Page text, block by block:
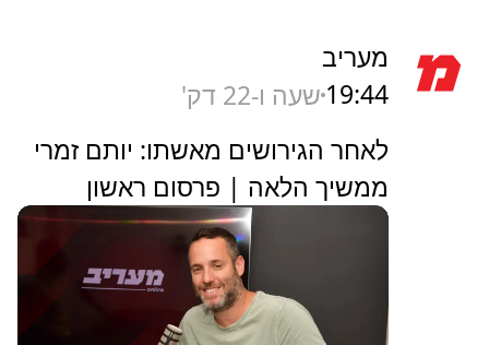
מעריב
19:44 שעה ו-22 דק'
לאחר הגירושים מאשתו: יותם זמרי
ממשיך הלאה | פרסום ראשון